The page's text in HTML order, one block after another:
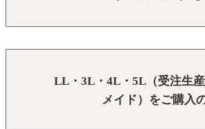
LL・3L・4L・5L（受注生
メイド）をご購入